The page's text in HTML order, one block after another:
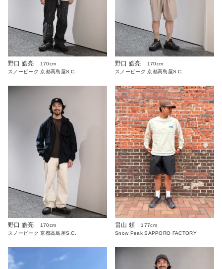
野口 皓亮
170cm
スノーピーク 京都高島屋S.C.
野口 皓亮
170cm
スノーピーク 京都高島屋S.C.
野口 皓亮
170cm
スノーピーク 京都高島屋S.C.
畠山 頼
177cm
Snow Peak SAPPORO FACTORY